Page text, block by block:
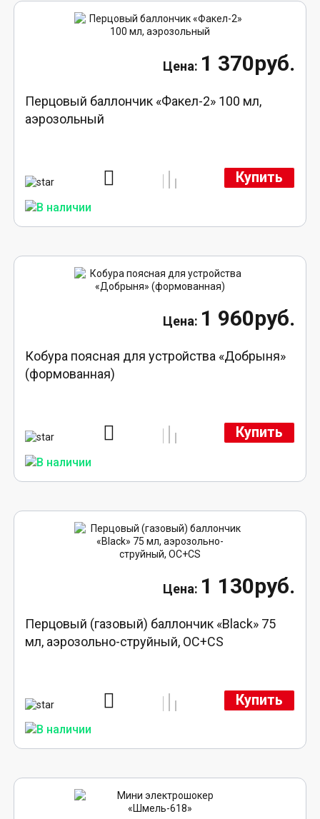
1 370руб.
Перцовый баллончик «Факел-2» 100 мл,
аэрозольный
Купить
1 960руб.
Кобура поясная для устройства «Добрыня»
(формованная)
Купить
1 130руб.
Перцовый (газовый) баллончик «Black» 75
мл, аэрозольно-струйный, ОC+CS
Купить